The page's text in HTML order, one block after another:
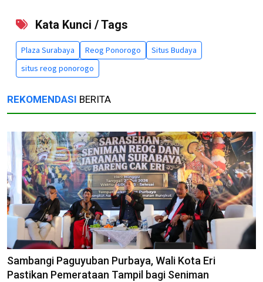
Kata Kunci / Tags
Plaza Surabaya Reog Ponorogo
Situs Budaya
situs reog ponorogo
REKOMENDASI BERITA
Sambangi Paguyuban Purbaya, Wali Kota Eri
Pastikan Pemerataan Tampil bagi Seniman